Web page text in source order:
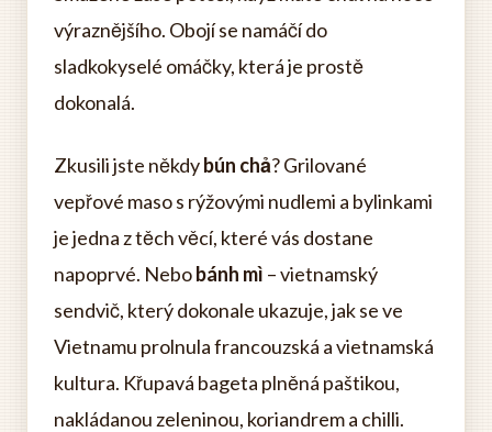
výraznějšího. Obojí se namáčí do
sladkokyselé omáčky, která je prostě
dokonalá.
Zkusili jste někdybún chả? Grilované
vepřové maso s rýžovými nudlemi a bylinkami
je jedna z těch věcí, které vás dostane
napoprvé. Nebobánh mì – vietnamský
sendvič, který dokonale ukazuje, jak se ve
Vietnamu prolnula francouzská a vietnamská
kultura. Křupavá bageta plněná paštikou,
nakládanou zeleninou, koriandrem a chilli.